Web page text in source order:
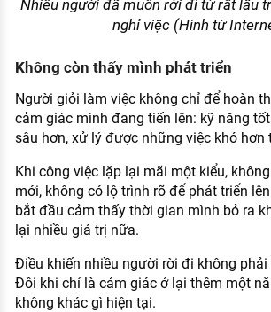
Nhiều người đã muốn rời đi từ rất lâu
nghỉ việc (Hình từ
Không còn thấy mình phát triển
Người giỏi làm việc không chỉ để hoàn
cảm giác mình đang tiến lên: kỹ năng
sâu hơn, xử lý được những việc khó hơn
Khi công việc lặp lại mãi một kiểu,
mới, không có lộ trình rõ để phát triển
bắt đầu cảm thấy thời gian mình bỏ ra
lại nhiều giá trị nữa.
Điều khiến nhiều người rời đi không phải
Đôi khi chỉ là cảm giác ở lại thêm một
không khác gì hiện tại.